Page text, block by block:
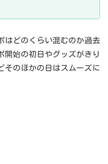
はどのくらい混むのか過去
開始の初日やグッズがきり
そのほかの日はスムーズに